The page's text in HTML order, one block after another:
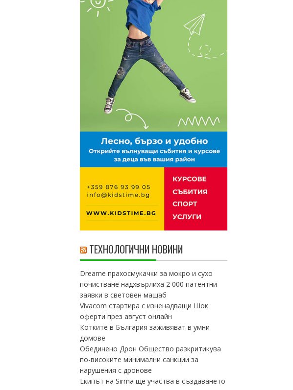
ТЕХНОЛОГИЧНИ НОВИНИ
Dreame прахосмукачки за мокро и сухо
почистване надхвърлиха 2 000 патентни
заявки в световен мащаб
Vivacom стартира с изненадващи Шок
оферти през август онлайн
Котките в България заживяват в умни
домове
Обединено Дрон Общество разкритикува
по-високите минимални санкции за
нарушения с дронове
Екипът на Sirma ще участва в създаването